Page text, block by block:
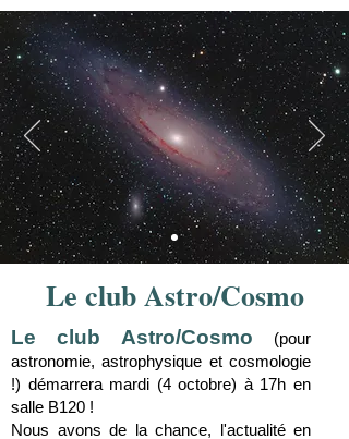
Le club Astro/Cosmo
Le club Astro/Cosmo
(pour
astronomie, astrophysique et cosmologie
!) démarrera mardi (4 octobre) à 17h en
salle B120 !
Nous avons de la chance, l'actualité en